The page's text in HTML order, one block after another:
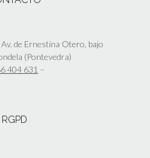
de Ernestina Otero, bajo
(Pontevedra)
404 631 –
RGPD